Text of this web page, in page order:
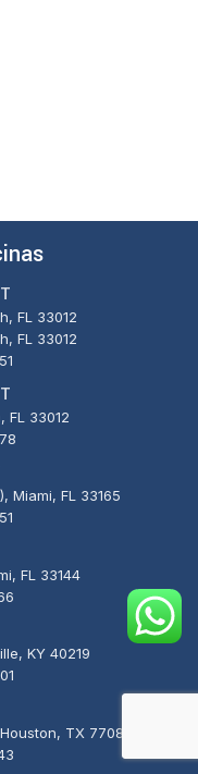
FL 33012
FL 33012
FL 33012
Miami, FL 33165
FL 33144
KY 40219
TX 77082